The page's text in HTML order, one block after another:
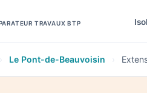
TRAVAUX BTP
› Le Pont-de-Beauvoisin ›